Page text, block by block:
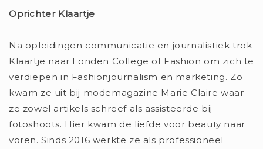
Oprichter Klaartje
Na opleidingen communicatie en journalistiek trok
Klaartje naar Londen College of Fashion om zich te
verdiepen in Fashionjournalism en marketing. Zo
kwam ze uit bij modemagazine Marie Claire waar
ze zowel artikels schreef als assisteerde bij
fotoshoots. Hier kwam de liefde voor beauty naar
voren. Sinds 2016 werkte ze als professioneel